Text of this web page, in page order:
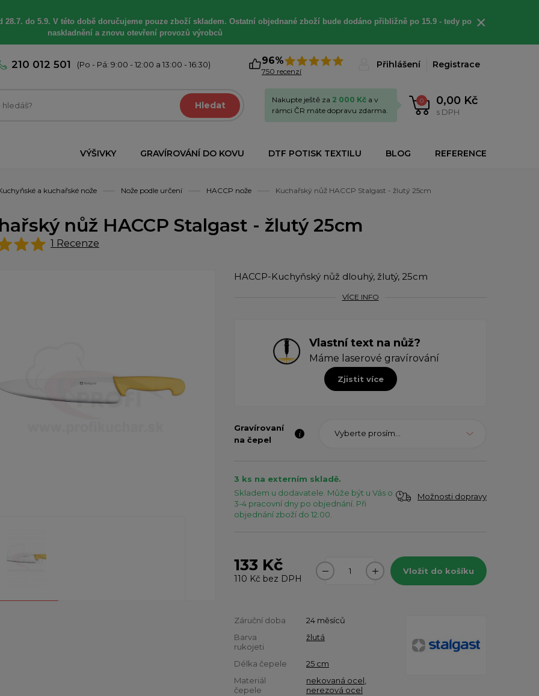
28.7. do 5.9. V této době doručujeme pouze zboží skladem. Ostatní objednané zboží bude dodáno přibližně po 15.9 - tedy po
naskladnění a znovu otevření provozů výrobců
×
210 012 501 (Po - Pá: 9:00 - 12:00 a 13:00 - 16:30) 96%
750 recenzí
Přihlášení Registrace
Hledat 0 0,00 Kč
s DPH
Nakupte ještě za 2 000 Kč a v
rámci ČR máte dopravu zdarma.
VÝŠIVKY GRAVÍROVÁNÍ DO KOVU DTF POTISK TEXTILU BLOG REFERENCE
a kuchařské nože Nože podle určení HACCP nože Kuchařský nůž HACCP Stalgast - žlutý 25cm
nůž HACCP Stalgast - žlutý 25cm
1 Recenze
HACCP-Kuchyňský nůž dlouhý, žlutý, 25cm
VÍCE INFO
Vlastní text na nůž?
Máme laserové gravírování
Zjistit více
Gravírovaní
na čepel
Vyberte prosím...
3 ks na externím skladě.
Skladem u dodavatele. Může být u Vás o
3-4 pracovní dny po objednání. Při
objednání zboží do 12:00.
Možnosti dopravy
133 Kč
110 Kč bez DPH
Vložit do košíku
Záruční doba
24 měsíců
Barva
rukojeti
žlutá
Délka čepele
25 cm
Materiál
čepele
nekovaná ocel
nerezová ocel